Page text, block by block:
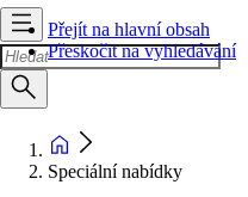
Přejít na hlavní obsah
Přeskočit na vyhledávání
Speciální nabídky